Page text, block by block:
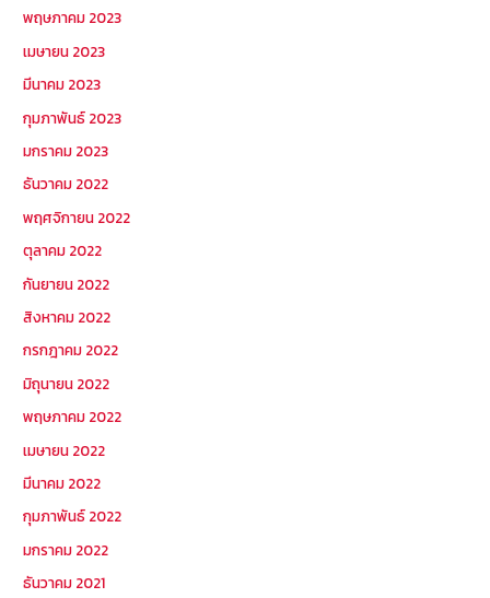
พฤษภาคม 2023
เมษายน 2023
มีนาคม 2023
กุมภาพันธ์ 2023
มกราคม 2023
ธันวาคม 2022
พฤศจิกายน 2022
ตุลาคม 2022
กันยายน 2022
สิงหาคม 2022
กรกฎาคม 2022
มิถุนายน 2022
พฤษภาคม 2022
เมษายน 2022
มีนาคม 2022
กุมภาพันธ์ 2022
มกราคม 2022
ธันวาคม 2021